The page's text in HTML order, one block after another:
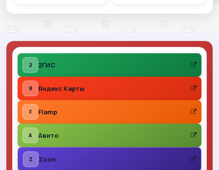
2 2ГИС
Я Яндекс Карты
F Flamp
A Авито
Z Zoon